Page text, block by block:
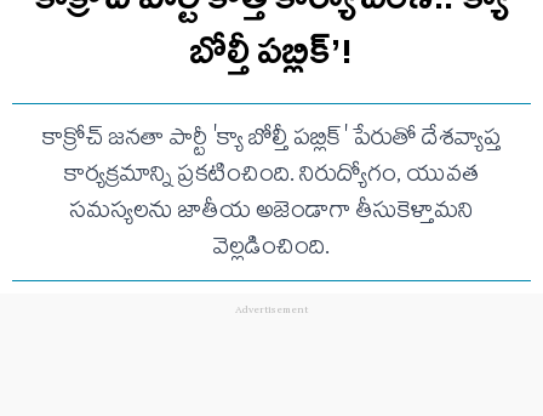
బోల్తీ పబ్లిక్’!
కాక్రోచ్ జనతా పార్టీ 'క్యా బోల్తీ పబ్లిక్' పేరుతో దేశవ్యాప్త
కార్యక్రమాన్ని ప్రకటించింది. నిరుద్యోగం, యువత
సమస్యలను జాతీయ అజెండాగా తీసుకెళ్తామని
వెల్లడించింది.